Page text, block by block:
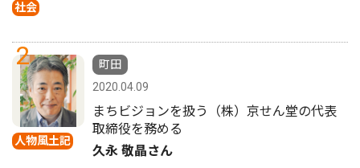
社会
2
人物風土記
町田
2020.04.09
まちビジョンを扱う（株）京せん堂の代表
取締役を務める
久永 敬晶さん